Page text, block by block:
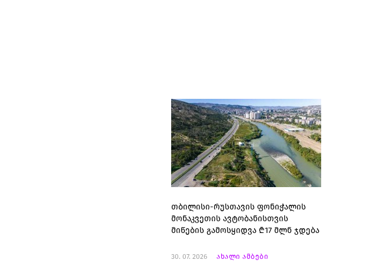
თბილისი-რუსთავის ფონიჭალის
მონაკვეთის ავტობანისთვის
მიწების გამოსყიდვა ₾17 მლნ ჯდება
30. 07. 2026 ახალი ამბები